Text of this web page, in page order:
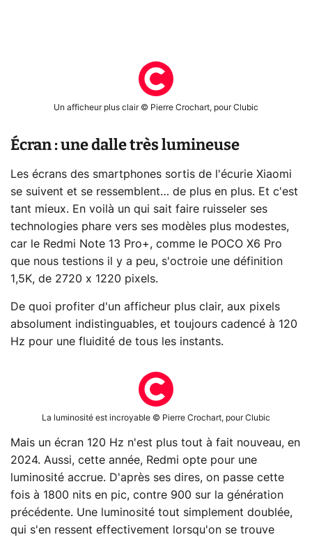
Un afficheur plus clair © Pierre Crochart, pour Clubic
Écran : une dalle très lumineuse
Les écrans des smartphones sortis de l'écurie Xiaomi
se suivent et se ressemblent… de plus en plus. Et c'est
tant mieux. En voilà un qui sait faire ruisseler ses
technologies phare vers ses modèles plus modestes,
car le Redmi Note 13 Pro+, comme le POCO X6 Pro
que nous testions il y a peu, s'octroie une définition
1,5K, de 2720 x 1220 pixels.
De quoi profiter d'un afficheur plus clair, aux pixels
absolument indistinguables, et toujours cadencé à 120
Hz pour une fluidité de tous les instants.
La luminosité est incroyable © Pierre Crochart, pour Clubic
Mais un écran 120 Hz n'est plus tout à fait nouveau, en
2024. Aussi, cette année, Redmi opte pour une
luminosité accrue. D'après ses dires, on passe cette
fois à 1800 nits en pic, contre 900 sur la génération
précédente. Une luminosité tout simplement doublée,
qui s'en ressent effectivement lorsqu'on se trouve